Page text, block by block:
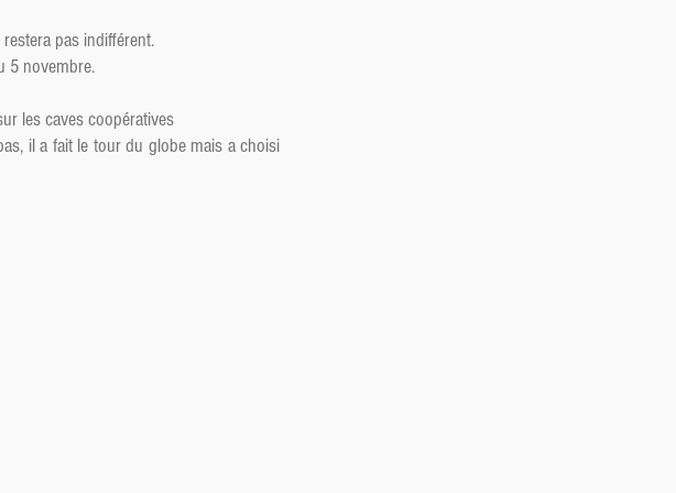
pas indifférent.
5 novembre.
les caves coopératives
il a fait le tour du globe mais a choisi